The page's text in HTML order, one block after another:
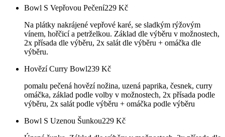
Bowl S Vepřovou Pečení229 Kč
Na plátky nakrájené vepřové karé, se sladkým rýžovým
vínem, hořčicí a petrželkou. Základ dle výběru v možnostech,
2x přísada dle výběru, 2x salát dle výběru + omáčka dle
výběru.
Hovězí Curry Bowl239 Kč
pomalu pečená hovězí nožina, uzená paprika, česnek, curry
omáčka, základ podle volby v možnostech, 2x přísada podle
výběru, 2x salát podle výběru + omáčka podle výběru
Bowl S Uzenou Šunkou229 Kč